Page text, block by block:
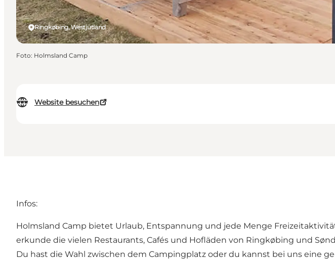
Website besuchen
Ringkøbing, Westjütland
Foto: Holmsland Camp
Infos:
Holmsland Camp bietet Urlaub, Entspannung und jede Menge
erkunde die vielen Restaurants, Cafés und Hofläden von Ringkøbing und
Du hast die Wahl zwischen dem Campingplatz oder du kannst bei uns eine